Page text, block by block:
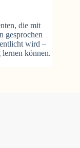
die mit
gesprochen
wird –
lernen können.